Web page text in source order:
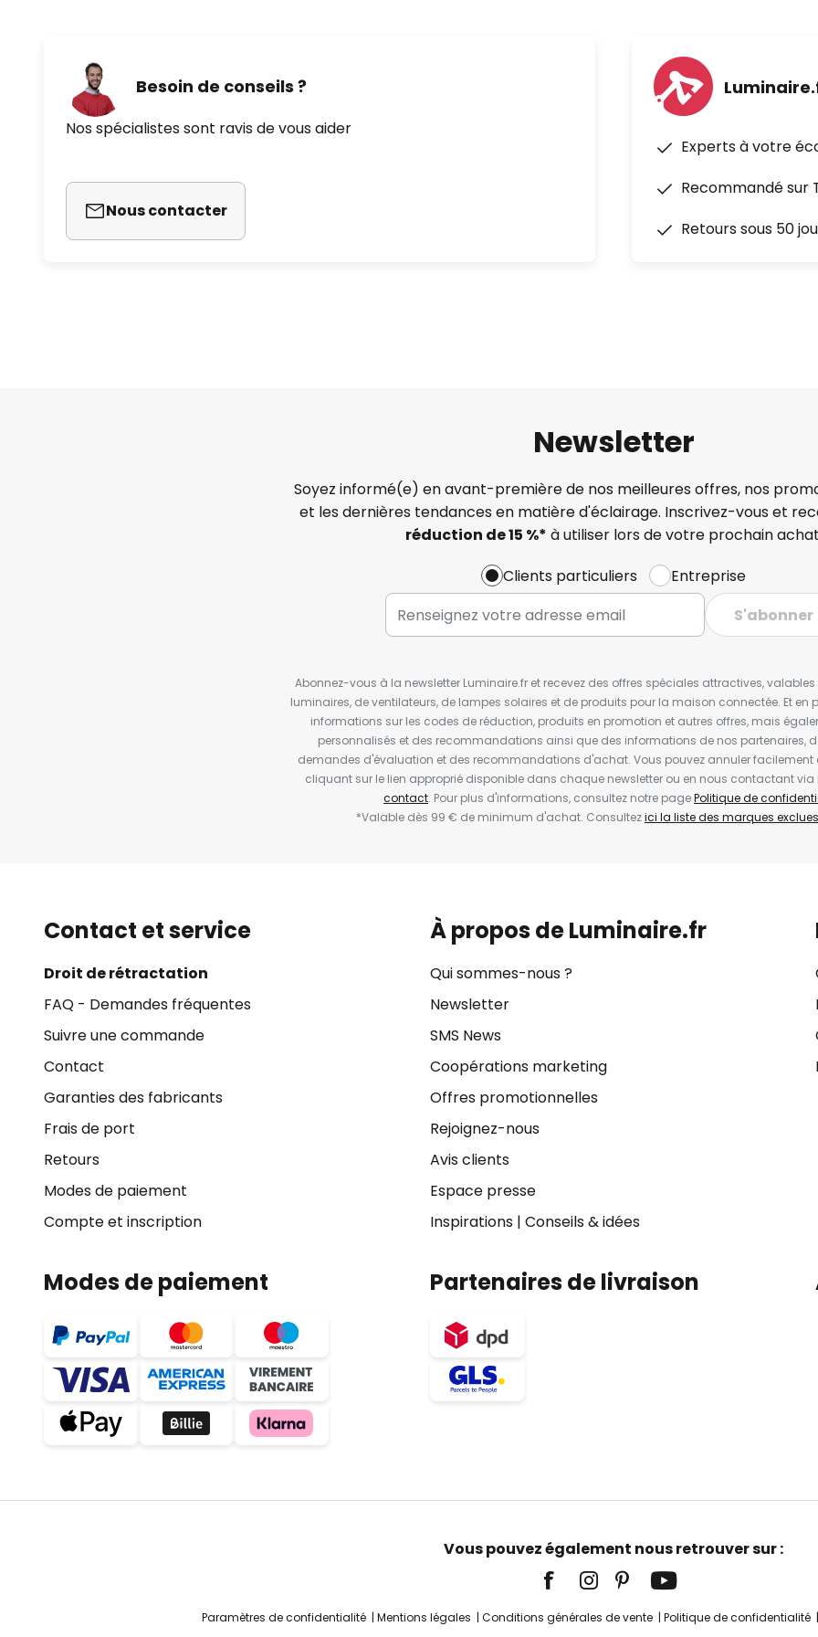
Besoin de conseils ?
Nos spécialistes sont ravis de vous aider
Nous contacter
Experts à votre
Recommandé sur
Retours sous 50
Newsletter
Soyez informé(e) en avant-première de nos meilleures offres, nos
et les dernières tendances en matière d'éclairage. Inscrivez-vous et
réduction de 15 %* à utiliser lors de votre prochain
Clients particuliers
Entreprise
S'abonner
Abonnez-vous à la newsletter Luminaire.fr et recevez des offres spéciales attractives,
luminaires, de ventilateurs, de lampes solaires et de produits pour la maison connectée. Et en
informations sur les codes de réduction, produits en promotion et autres offres, mais
personnalisés et des recommandations ainsi que des informations de nos partenaires,
demandes d'évaluation et des recommandations d'achat. Vous pouvez annuler facilement
cliquant sur le lien approprié disponible dans chaque newsletter ou en nous contactant via
contact. Pour plus d'informations, consultez notre pagePolitique de
*Valable dès 99 € de minimum d'achat. Consultezici la liste des marques
Contact et service
Droit de rétractation
FAQ - Demandes fréquentes
Suivre une commande
Contact
Garanties des fabricants
Frais de port
Retours
Modes de paiement
Compte et inscription
À propos de Luminaire.fr
Qui sommes-nous ?
Newsletter
SMS News
Coopérations marketing
Offres promotionnelles
Rejoignez-nous
Avis clients
Espace presse
Inspirations| Conseils & idées
Modes de paiement Partenaires de livraison
Vous pouvez également nous retrouver sur :
Paramètres de confidentialité Mentions légales Conditions générales de vente Politique de confidentialité